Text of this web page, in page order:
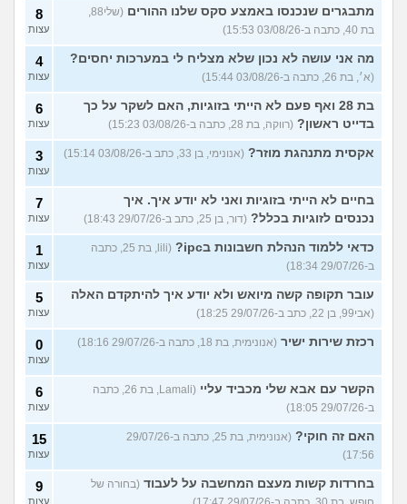
מתבגרים שנכנסו באמצע סקס שלנו ההורים
בת 40, כתבה ב-03/08/26 15:53)
8
עצות
מה אני עושה לא נכון שלא מצליח לי במערכות יחסים?
(א׳, בת 26, כתבה ב-03/08/26 15:44)
4
עצות
בת 28 ואף פעם לא הייתי בזוגיות, האם לשקר על כך
בדייט ראשון? (רווקה, בת 28, כתבה ב-03/08/26 15:23)
6
עצות
אקסית מתנהגת מוזר? (אנונימי, בן 33, כתב ב-03/08/26 15:14) 3
עצות
בחיים לא הייתי בזוגיות ואני לא יודע איך. איך
נכנסים לזוגיות בכלל? (דור, בן 25, כתב ב-29/07/26 18:43)
7
עצות
כדאי ללמוד הנהלת חשבונות בipc?
(lili, בת 25, כתבה
ב-29/07/26 18:34)
1
עצות
עובר תקופה קשה מיואש ולא יודע איך להיתקדם האלה
(אבי99, בן 22, כתב ב-29/07/26 18:25)
5
עצות
רכזת שירות ישיר (אנונימית, בת 18, כתבה ב-29/07/26 18:16) 0
עצות
הקשר עם אבא שלי מכביד עליי
(Lamali, בת 26, כתבה
ב-29/07/26 18:05)
6
עצות
האם זה חוקי?
(אנונימית, בת 25, כתבה ב-29/07/26
17:56)
15
עצות
בחרדות קשות מעצם המחשבה על לעבוד (בחורה של
9
עצות